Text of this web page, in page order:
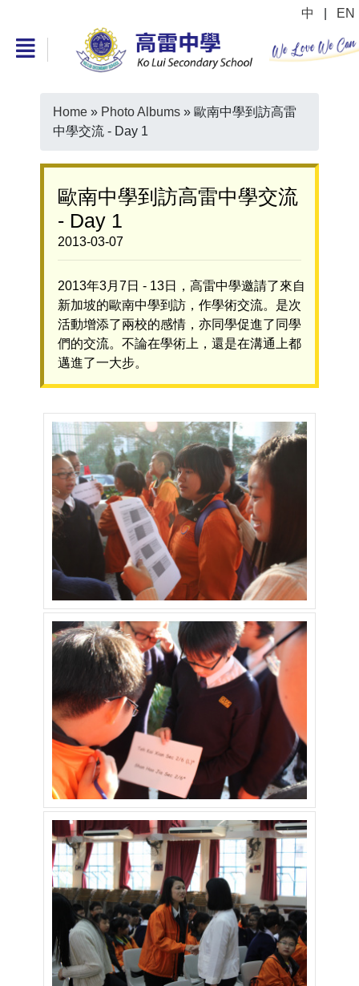
中 EN
Home » Photo Albums » 歐南中學到訪高雷
中學交流 - Day 1
歐南中學到訪高雷中學交流
- Day 1
2013-03-07
2013年3月7日 - 13日，高雷中學邀請了來自
新加坡的歐南中學到訪，作學術交流。是次
活動增添了兩校的感情，亦同學促進了同學
們的交流。不論在學術上，還是在溝通上都
邁進了一大步。